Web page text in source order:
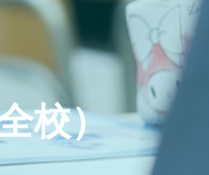
校）